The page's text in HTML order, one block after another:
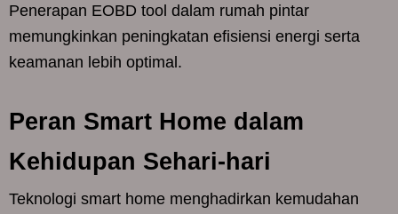
Penerapan EOBD tool dalam rumah pintar
memungkinkan peningkatan efisiensi energi serta
keamanan lebih optimal.
Peran Smart Home dalam
Kehidupan Sehari-hari
Teknologi smart home menghadirkan kemudahan